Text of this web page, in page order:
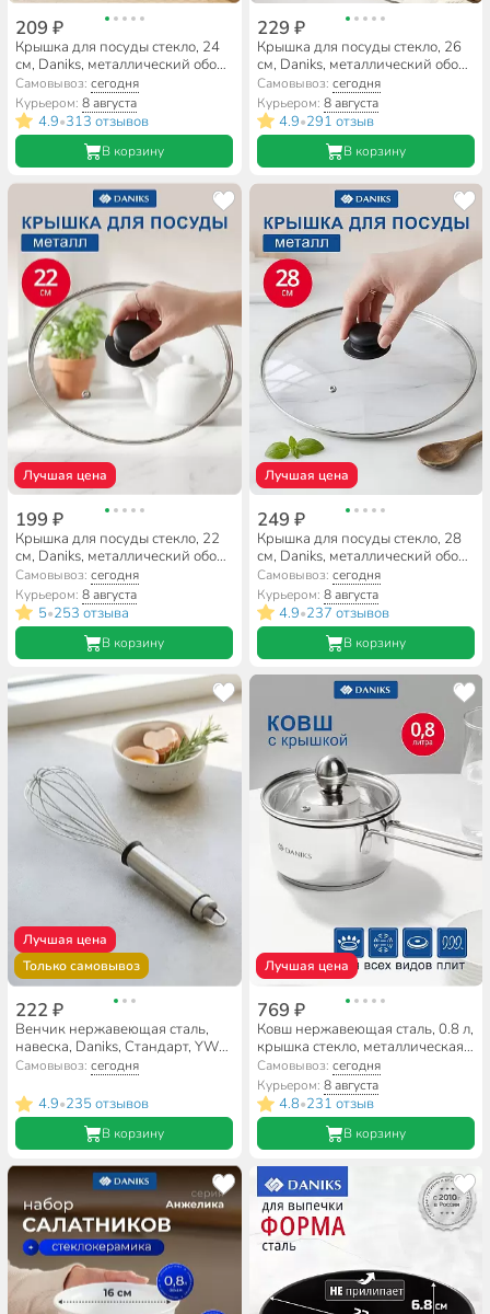
209 ₽
Крышка для посуды стекло, 24
см, Daniks, металлический обод,
кнопка бакелит, черная,
Д4124Ч
Самовывоз:сегодня
Курьером:8 августа
4.9•313 отзывов
В корзину
229 ₽
Крышка для посуды стекло, 26
см, Daniks, металлический обод,
кнопка бакелит, черная,
Д4126Ч
Самовывоз: сегодня
Курьером: 8 августа
4.9•291 отзыв
В корзину
Лучшая цена
199 ₽
Крышка для посуды стекло, 22
см, Daniks, металлический обод,
кнопка бакелит, черная,
Д4122Ч
Самовывоз:сегодня
Курьером:8 августа
5•253 отзыва
В корзину
Лучшая цена
249 ₽
Крышка для посуды стекло, 28
см, Daniks, металлический обод,
кнопка бакелит, черная,
Д4128Ч
Самовывоз: сегодня
Курьером: 8 августа
4.9•237 отзывов
В корзину
Лучшая цена
Только самовывоз
222 ₽
Венчик нержавеющая сталь,
навеска, Daniks, Стандарт, YW-
KT006B-3/D-004
Самовывоз:сегодня
4.9•235 отзывов
В корзину
Лучшая цена
769 ₽
Ковш нержавеющая сталь, 0.8 л,
крышка стекло, металлическая
ручка, индукция, Daniks, GS-
01311-12SP/SD-512S
Самовывоз: сегодня
Курьером: 8 августа
4.8•231 отзыв
В корзину